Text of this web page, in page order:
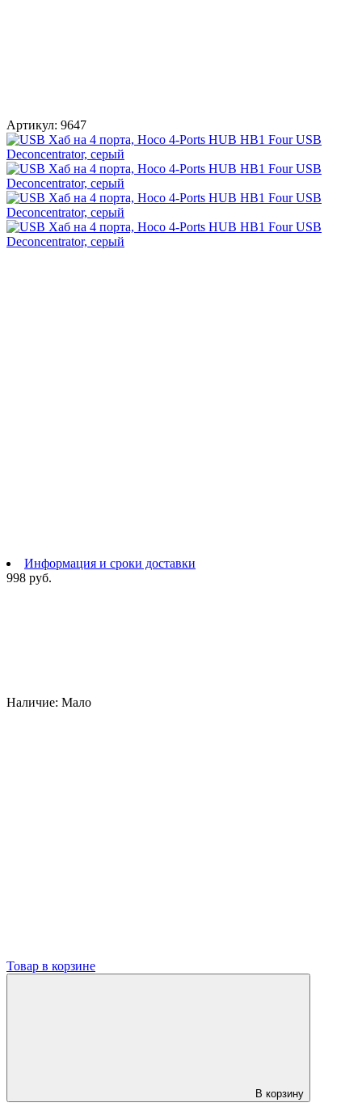
Артикул: 9647
Информация и сроки доставки
998 руб.
Наличие: Мало
Товар в корзине
В корзину